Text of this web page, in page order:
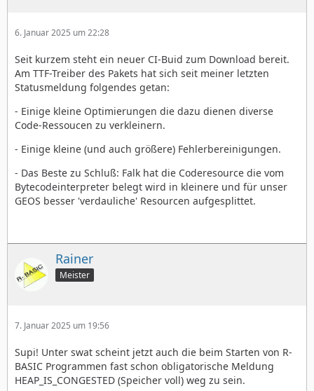
6. Januar 2025 um 22:28
Seit kurzem steht ein neuer CI-Buid zum Download bereit.
Am TTF-Treiber des Pakets hat sich seit meiner letzten
Statusmeldung folgendes getan:
- Einige kleine Optimierungen die dazu dienen diverse
Code-Ressoucen zu verkleinern.
- Einige kleine (und auch größere) Fehlerbereinigungen.
- Das Beste zu Schluß: Falk hat die Coderesource die vom
Bytecodeinterpreter belegt wird in kleinere und für unser
GEOS besser 'verdauliche' Resourcen aufgesplittet.
Rainer
Meister
7. Januar 2025 um 19:56
Supi! Unter swat scheint jetzt auch die beim Starten von R-
BASIC Programmen fast schon obligatorische Meldung
HEAP_IS_CONGESTED (Speicher voll) weg zu sein.